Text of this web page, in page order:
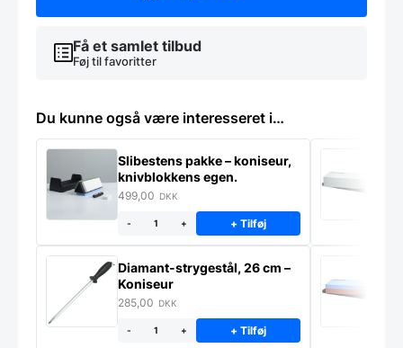
Få et samlet tilbud
Føj til favoritter
Du kunne også være interesseret i…
Slibestens pakke – koniseur,
knivblokkens egen.
499,00 DKK
- + + Tilføj
Diamant-strygestål, 26 cm –
Koniseur
285,00 DKK
- + + Tilføj